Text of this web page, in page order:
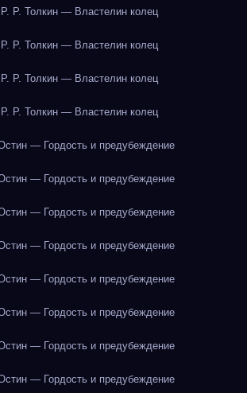
Р. Толкин — Властелин колец
Р. Толкин — Властелин колец
Р. Толкин — Властелин колец
Р. Толкин — Властелин колец
— Гордость и предубеждение
— Гордость и предубеждение
— Гордость и предубеждение
— Гордость и предубеждение
— Гордость и предубеждение
— Гордость и предубеждение
— Гордость и предубеждение
— Гордость и предубеждение